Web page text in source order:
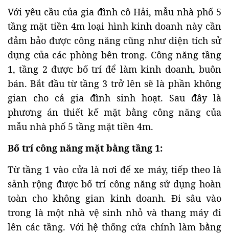
Với yêu cầu của gia đình cô Hải, mẫu nhà phố 5
tầng mặt tiền 4m loại hình kinh doanh này cần
đảm bảo được công năng cũng như diện tích sử
dụng của các phòng bên trong. Công năng tầng
1, tầng 2 được bố trí để làm kinh doanh, buôn
bán. Bắt đầu từ tầng 3 trở lên sẽ là phần không
gian cho cả gia đình sinh hoạt. Sau đây là
phương án thiết kế mặt bằng công năng của
mẫu nhà phố 5 tầng mặt tiền 4m.
Bố trí công năng mặt bằng tầng 1:
Từ tầng 1 vào cửa là nơi để xe máy, tiếp theo là
sảnh rộng được bố trí công năng sử dụng hoàn
toàn cho không gian kinh doanh. Đi sâu vào
trong là một nhà vệ sinh nhỏ và thang máy đi
lên các tầng. Với hệ thống cửa chính làm bằng